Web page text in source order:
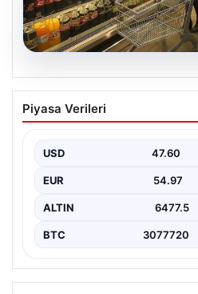
05.08.2026
Enflasyon verileri ne
açıklanacak? 2026
Piyasa Verileri
USD 47.60
EUR 54.97
ALTIN 6477.5
BTC 3077720